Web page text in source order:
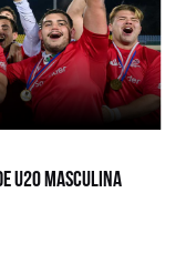
U20 Masculina